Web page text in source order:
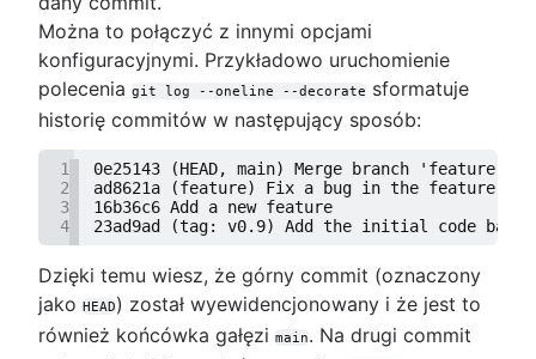
Można to połączyć z innymi opcjami
konfiguracyjnymi. Przykładowo uruchomienie
polecenia git log --oneline --decorate sformatuje
historię commitów w następujący sposób:
1
0e25143 (HEAD, main) Merge branch 'feature'
2
ad8621a (feature) Fix a bug in the feature
3
16b36c6 Add a new feature
4
23ad9ad (tag: v0.9) Add the initial code base
Dzięki temu wiesz, że górny commit (oznaczony
jako HEAD) został wyewidencjonowany i że jest to
również końcówka gałęzi main. Na drugi commit